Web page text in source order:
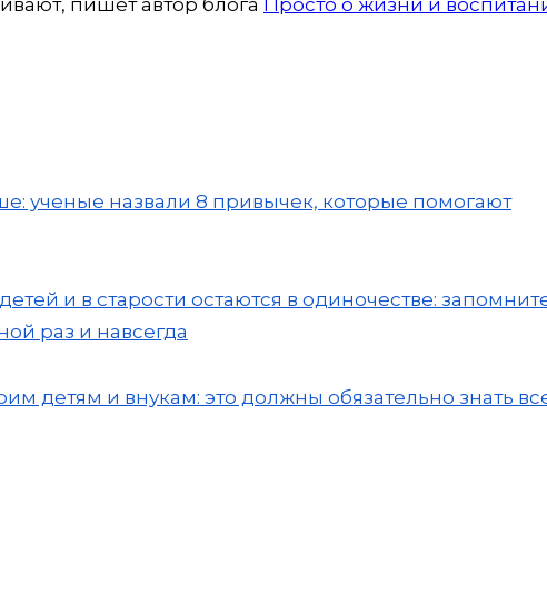
ученые назвали 8 привычек, которые помогают
и в старости остаются в одиночестве:
раз и навсегда
детям и внукам: это должны обязательно знать